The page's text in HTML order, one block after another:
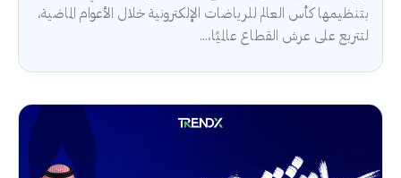
بتنظيمها كأس العالم للرياضات الإلكترونية خلال الأعوام الماضية،
لتتربع على عرش القطاع عالميًا،...